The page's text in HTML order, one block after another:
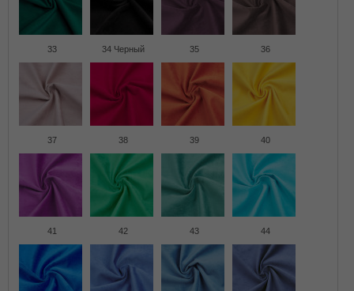
33 34 Черный 35 36
37 38 39 40
41 42 43 44